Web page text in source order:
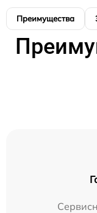
Преимущества